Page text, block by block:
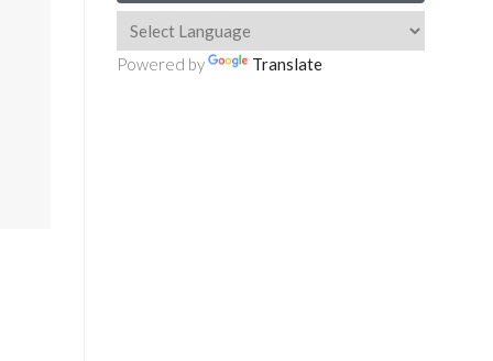
Powered by Translate